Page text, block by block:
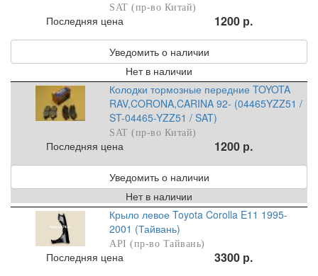
SAT (пр-во Китай)
Последняя цена 1200 р.
Уведомить о наличии
Нет в наличии
Колодки тормозные передние TOYOTA
RAV,CORONA,CARINA 92- (04465YZZ51 /
ST-04465-YZZ51 / SAT)
SAT (пр-во Китай)
Последняя цена 1200 р.
Уведомить о наличии
Нет в наличии
Крыло левое Toyota Corolla E11 1995-
2001 (Тайвань)
API (пр-во Тайвань)
Последняя цена 3300 р.